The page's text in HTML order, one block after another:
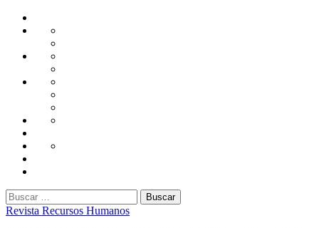
Saltar
Administración
Capacitación
Desarrollo
Gestión
Laborales
Selección
Buscar:
Revista Recursos Humanos